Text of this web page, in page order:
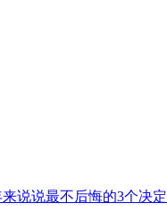
说说最不后悔的3个决定